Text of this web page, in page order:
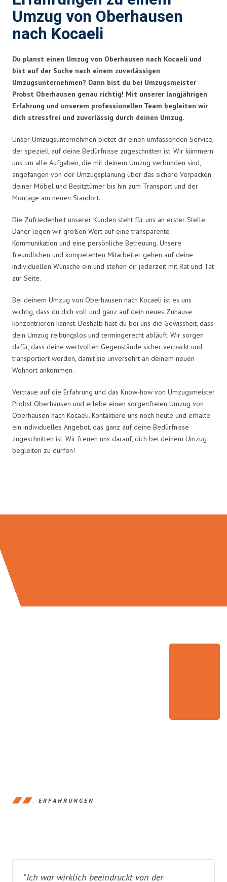
Umzug von Oberhausen
nach Kocaeli
Du planst einen Umzug von Oberhausen nach Kocaeli und
bist auf der Suche nach einem zuverlässigen
Umzugsunternehmen? Dann bist du bei Umzugsmeister
Probst Oberhausen genau richtig! Mit unserer langjährigen
Erfahrung und unserem professionellen Team begleiten wir
dich stressfrei und zuverlässig durch deinen Umzug.
Unser Umzugsunternehmen bietet dir einen umfassenden Service,
der speziell auf deine Bedürfnisse zugeschnitten ist. Wir kümmern
uns um alle Aufgaben, die mit deinem Umzug verbunden sind,
angefangen von der Umzugsplanung über das sichere Verpacken
deiner Möbel und Besitztümer bis hin zum Transport und der
Montage am neuen Standort.
Die Zufriedenheit unserer Kunden steht für uns an erster Stelle.
Daher legen wir großen Wert auf eine transparente
Kommunikation und eine persönliche Betreuung. Unsere
freundlichen und kompetenten Mitarbeiter gehen auf deine
individuellen Wünsche ein und stehen dir jederzeit mit Rat und Tat
zur Seite.
Bei deinem Umzug von Oberhausen nach Kocaeli ist es uns
wichtig, dass du dich voll und ganz auf dein neues Zuhause
konzentrieren kannst. Deshalb hast du bei uns die Gewissheit, dass
dein Umzug reibungslos und termingerecht abläuft. Wir sorgen
dafür, dass deine wertvollen Gegenstände sicher verpackt und
transportiert werden, damit sie unversehrt an deinem neuen
Wohnort ankommen.
Vertraue auf die Erfahrung und das Know-how von Umzugsmeister
Probst Oberhausen und erlebe einen sorgenfreien Umzug von
Oberhausen nach Kocaeli. Kontaktiere uns noch heute und erhalte
ein individuelles Angebot, das ganz auf deine Bedürfnisse
zugeschnitten ist. Wir freuen uns darauf, dich bei deinem Umzug
begleiten zu dürfen!
ERFAHRUNGEN
"Ich war wirklich beeindruckt von der